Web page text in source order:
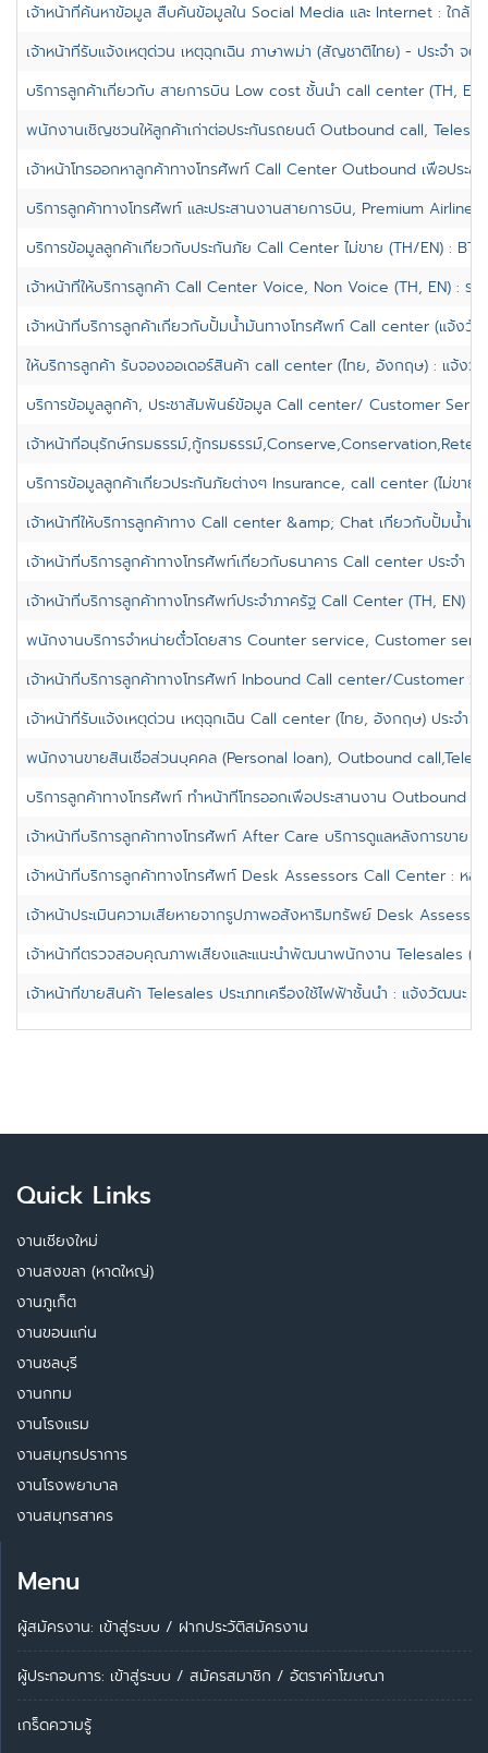
เจ้าหน้าที่ค้นหาข้อมูล สืบค้นข้อมูลใน Social Media และ Internet : ใกล้
เจ้าหน้าที่รับแจ้งเหตุด่วน เหตุฉุกเฉิน ภาษาพม่า (สัญชาติไทย) - ประจำ จตุ
บริการลูกค้าเกี่ยวกับ สายการบิน Low cost ชั้นนำ call center (TH,
พนักงานเชิญชวนให้ลูกค้าเก่าต่อประกันรถยนต์ Outbound call,
เจ้าหน้าโทรออกหาลูกค้าทางโทรศัพท์ Call Center Outbound เพื่อประ
บริการลูกค้าทางโทรศัพท์ และประสานงานสายการบิน, Premium
บริการข้อมูลลูกค้าเกี่ยวกับประกันภัย Call Center ไม่ขาย (TH/EN) :
เจ้าหน้าที่ให้บริการลูกค้า Call Center Voice, Non Voice (TH, EN) : รา
เจ้าหน้าที่บริการลูกค้าเกี่ยวกับปั้มน้ำมันทางโทรศัพท์ Call center (แจ้งวั
ให้บริการลูกค้า รับจองออเดอร์สินค้า call center (ไทย, อังกฤษ) : แจ้งวั
บริการข้อมูลลูกค้า, ประชาสัมพันธ์ข้อมูล Call center/ Customer
เจ้าหน้าที่อนุรักษ์กรมธรรม์,กู้กรมธรรม์
บริการข้อมูลลูกค้าเกี่ยวประกันภัยต่างๆ Insurance, call center (ไม่ขาย
เจ้าหน้าที่ให้บริการลูกค้าทาง Call center &amp; Chat เกี่ยวกับปั้มน้ำมั
เจ้าหน้าที่บริการลูกค้าทางโทรศัพท์เกี่ยวกับธนาคาร Call center ประจำ บ
เจ้าหน้าที่บริการลูกค้าทางโทรศัพท์ประจำภาครัฐ Call Center (TH, EN) ป
พนักงานบริการจำหน่ายตั๋วโดยสาร Counter service, Customer
เจ้าหน้าที่บริการลูกค้าทางโทรศัพท์ Inbound Call center/Customer
เจ้าหน้าที่รับแจ้งเหตุด่วน เหตุฉุกเฉิน Call center (ไทย, อังกฤษ) ประจำ
พนักงานขายสินเชื่อส่วนบุคคล (Personal loan), Outbound
บริการลูกค้าทางโทรศัพท์ ทำหน้าที่โทรออกเพื่อประสานงาน Outbound
เจ้าหน้าที่บริการลูกค้าทางโทรศัพท์ After Care บริการดูแลหลังการขาย :
เจ้าหน้าที่บริการลูกค้าทางโทรศัพท์ Desk Assessors Call Center : หลั
เจ้าหน้าประเมินความเสียหายจากรูปภาพอสังหาริมทรัพย์ Desk
เจ้าหน้าที่ตรวจสอบคุณภาพเสียงและแนะนำพัฒนาพนักงาน Telesales
เจ้าหน้าที่ขายสินค้า Telesales ประเภทเครื่องใช้ไฟฟ้าชั้นนำ : แจ้งวัฒนะ
Quick Links
งานเชียงใหม่
งานสงขลา (หาดใหญ่)
งานภูเก็ต
งานขอนแก่น
งานชลบุรี
งานกทม
งานโรงแรม
งานสมุทรปราการ
งานโรงพยาบาล
งานสมุทรสาคร
Menu
ผู้สมัครงาน: เข้าสู่ระบบ / ฝากประวัติสมัครงาน
ผู้ประกอบการ: เข้าสู่ระบบ / สมัครสมาชิก / อัตราค่าโฆษณา
เกร็ดความรู้